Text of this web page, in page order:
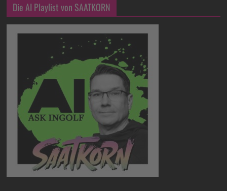
Die AI Playlist von SAATKORN